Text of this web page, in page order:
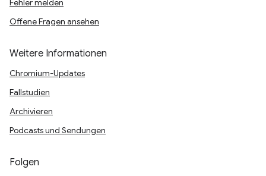
Fehler melden
Offene Fragen ansehen
Weitere Informationen
Chromium-Updates
Fallstudien
Archivieren
Podcasts und Sendungen
Folgen